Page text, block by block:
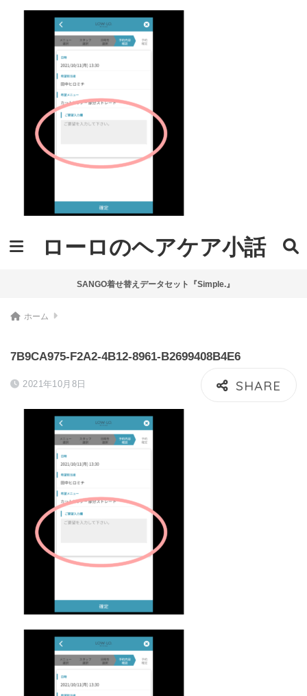
ローロのヘアケア小話
SANGO着せ替えデータセット『Simple.』
ホーム
7B9CA975-F2A2-4B12-8961-B2699408B4E6
2021年10月8日